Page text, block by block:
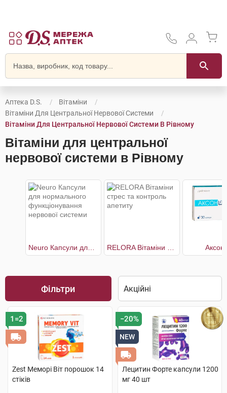
Аптека D.S.
Вітаміни
Вітаміни Для Центральної Нервової Системи
Вітаміни Для Центральної Нервової Системи В Рівному
Вітаміни для центральної
нервової системи в Рівному
Фільтри
1=2
Zest Меморі Віт порошок 14
стіків
−20%
NEW
Лецитин Форте капсули 1200
мг 40 шт